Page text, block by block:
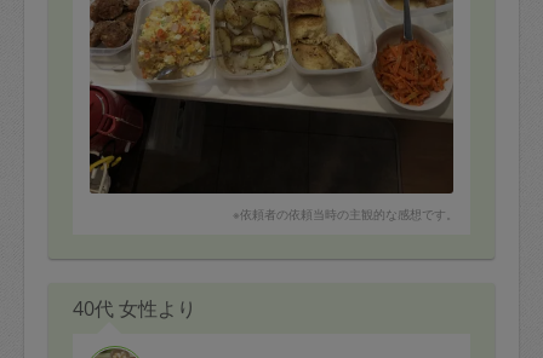
※依頼者の依頼当時の主観的な感想です。
40代 女性より